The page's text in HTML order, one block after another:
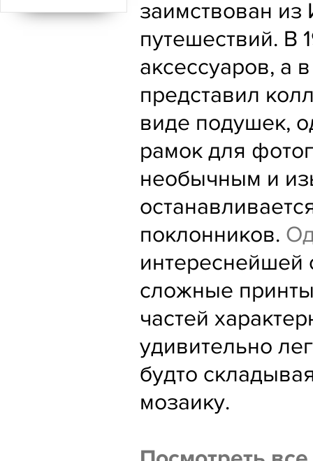
заимствован из
путешествий. В
аксессуаров, а
представил
виде подушек,
рамок для
необычным и
поклонников.
интереснейшей
сложные
частей
удивительно
будто
мозаику.